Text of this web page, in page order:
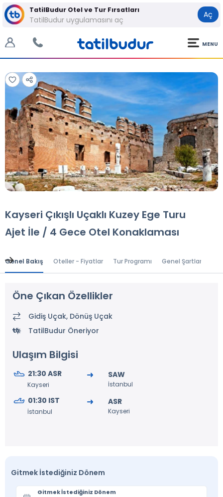
TatilBudur Otel ve Tur Fırsatları
TatilBudur uygulamasını aç
Aç
MENU
Tüm Fotoğraflar
Kayseri Çıkışlı Uçaklı Kuzey Ege Turu
Ajet İle / 4 Gece Otel Konaklaması
Genel Bakış Oteller - Fiyatlar Tur Programı Genel Şartlar
Öne Çıkan Özellikler
Gidiş Uçak, Dönüş Uçak
TatilBudur Öneriyor
Ulaşım Bilgisi
21:30 ASR
Kayseri
SAW
İstanbul
01:30 IST
İstanbul
ASR
Kayseri
Gitmek İstediğiniz Dönem
Gitmek İstediğiniz Dönem